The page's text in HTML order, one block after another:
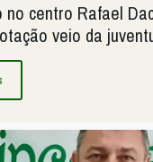
no centro Rafael
veio da